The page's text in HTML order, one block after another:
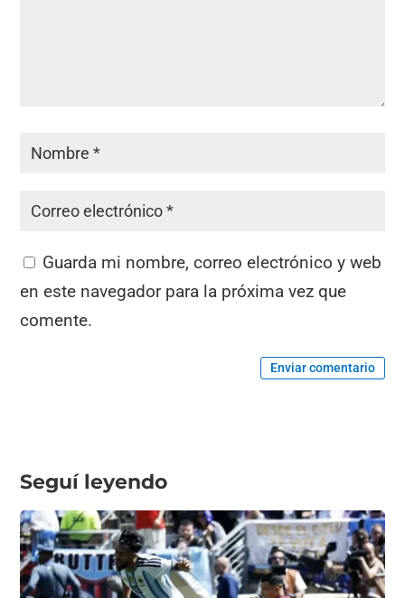
Guarda mi nombre, correo electrónico y web
en este navegador para la próxima vez que
comente.
Enviar comentario
Seguí leyendo